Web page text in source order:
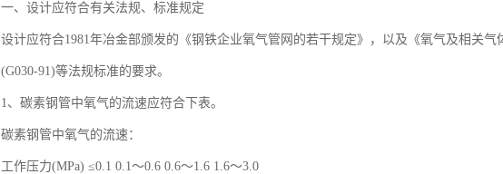
一、设计应符合有关法规、标准规定
设计应符合1981年冶金部颁发的《钢铁企业氧气管网的若干规定》，以及《氧气及相关气
(G030-91)等法规标准的要求。
1、碳素钢管中氧气的流速应符合下表。
碳素钢管中氧气的流速：
工作压力(MPa) ≤0.1 0.1～0.6 0.6～1.6 1.6～3.0